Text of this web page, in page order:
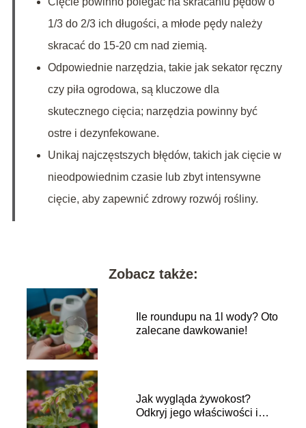
1/3 do 2/3 ich długości, a młode pędy należy
skracać do 15-20 cm nad ziemią.
Odpowiednie narzędzia, takie jak sekator ręczny
czy piła ogrodowa, są kluczowe dla
skutecznego cięcia; narzędzia powinny być
ostre i dezynfekowane.
Unikaj najczęstszych błędów, takich jak cięcie w
nieodpowiednim czasie lub zbyt intensywne
cięcie, aby zapewnić zdrowy rozwój rośliny.
Zobacz także:
Ile roundupu na 1l wody? Oto
zalecane dawkowanie!
Jak wygląda żywokost?
Odkryj jego właściwości i